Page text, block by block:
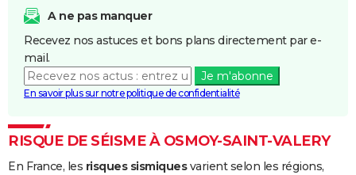
Inondations
Boue
17/01/1995
Inondations
Coulées de
20/12/1993 24/12/1993
A ne pas manquer
Recevez nos astuces et bons plans directement par e-
mail.
Je m'abonne
En savoir plus sur notre politique de confidentialité
RISQUE DE SÉISME À OSMOY-SAINT-VALERY
En France, les risques sismiquesvarient selon les régions,